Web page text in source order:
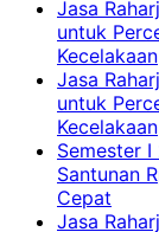
Jasa
untuk
Kecelakaan
Jasa
untuk
Kecelakaan
Semester I
Santunan
Cepat
Jasa